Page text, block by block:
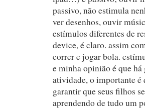
passivo, não estimula
ver desenhos, ouvir
estímulos diferentes de
device, é claro. assim
correr e jogar bola.
e minha opinião é que
atividade, o importante é
garantir que seus filhos
aprendendo de tudo um